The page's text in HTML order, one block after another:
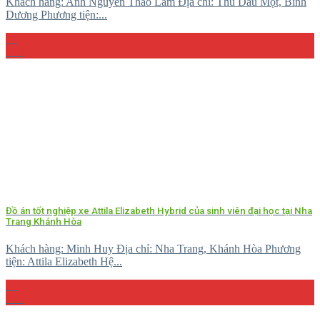
Dương Phương tiện:...
Đồ án tốt nghiệp xe Attila Elizabeth Hybrid của sinh viên đại học tại Nha
Trang Khánh Hòa
Khách hàng: Minh Huy Địa chỉ: Nha Trang, Khánh Hòa Phương
tiện: Attila Elizabeth Hệ...